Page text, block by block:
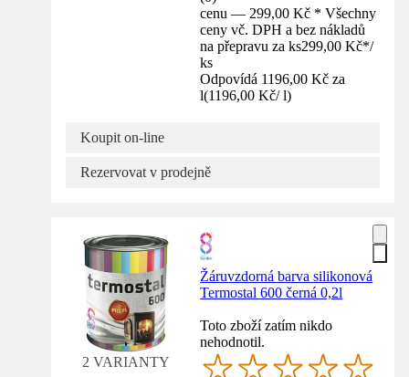
cenu — 299,00 Kč * Všechny
ceny vč. DPH a bez nákladů
na přepravu za ks299,00 Kč*/
ks
Odpovídá 1196,00 Kč za
l(1196,00 Kč/ l)
Koupit on-line
Rezervovat v prodejně
2 VARIANTY
Žáruvzdorná barva silikonová
Termostal 600 černá 0,2l
Toto zboží zatím nikdo
nehodnotil.